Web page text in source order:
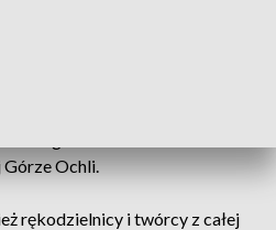
Ochli.
rękodzielnicy i twórcy z całej